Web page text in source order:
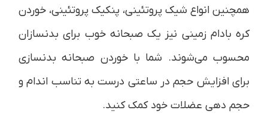
همچنین انواع شیک پروتئینی، پنکیک پروتئینی، خوردن
کره بادام زمینی نیز یک صبحانه خوب برای بدنسازان
محسوب می‌شوند. شما با خوردن صبحانه بدنسازی
برای افزایش حجم در ساعتی درست به تناسب اندام و
حجم دهی عضلات خود کمک کنید.